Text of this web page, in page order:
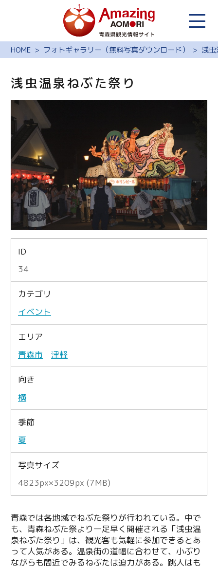
HOME フォトギャラリー（無料写真ダウンロード） 浅
浅虫温泉ねぶた祭り
ID
34
カテゴリ
イベント
エリア
青森市
津軽
向き
横
季節
夏
写真サイズ
4823px×3209px (7MB)
青森では各地域でねぶた祭りが行われている。中で
も、青森ねぶた祭より一足早く開催される「浅虫温
泉ねぶた祭り」は、観光客も気軽に参加できるとあ
って人気がある。温泉街の道幅に合わせて、小ぶり
ながらも間近でみるねぶたは迫力がある。跳人はも